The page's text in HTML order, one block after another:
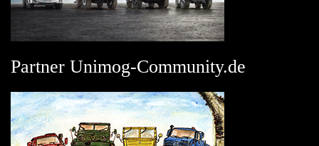
Partner Unimog-Community.de